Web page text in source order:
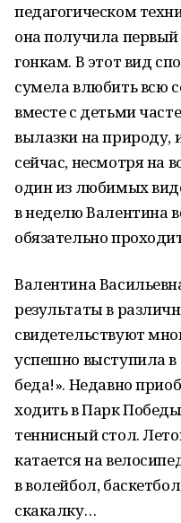
педагогическом
она получила
гонкам. В этот вид
сумела влюбить всю
вместе с детьми
вылазки на природу,
сейчас, несмотря на
один из любимых
в неделю Валентина
обязательно
Валентина
результаты в
свидетельствуют
успешно выступила в
беда!». Недавно
ходить в Парк
теннисный стол.
катается на
в волейбол,
скакалку…